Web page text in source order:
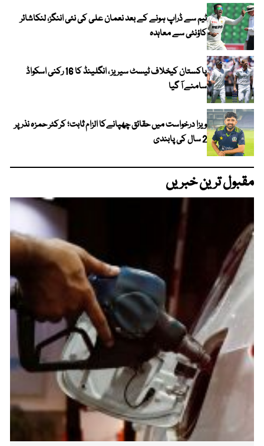
ٹیم سے ڈراپ ہونے کے بعد نعمان علی کی نئی اننگز، لنکاشائر
کاؤنٹی سے معاہدہ
پاکستان کیخلاف ٹیسٹ سیریز ، انگلینڈ کا 16 رکنی اسکواڈ
سامنے آ گیا
ویزا درخواست میں حقائق چھپانےکا الزام ثابت؛ کرکٹر حمزہ نذر پر
2 سال کی پابندی
مقبول ترین خبریں